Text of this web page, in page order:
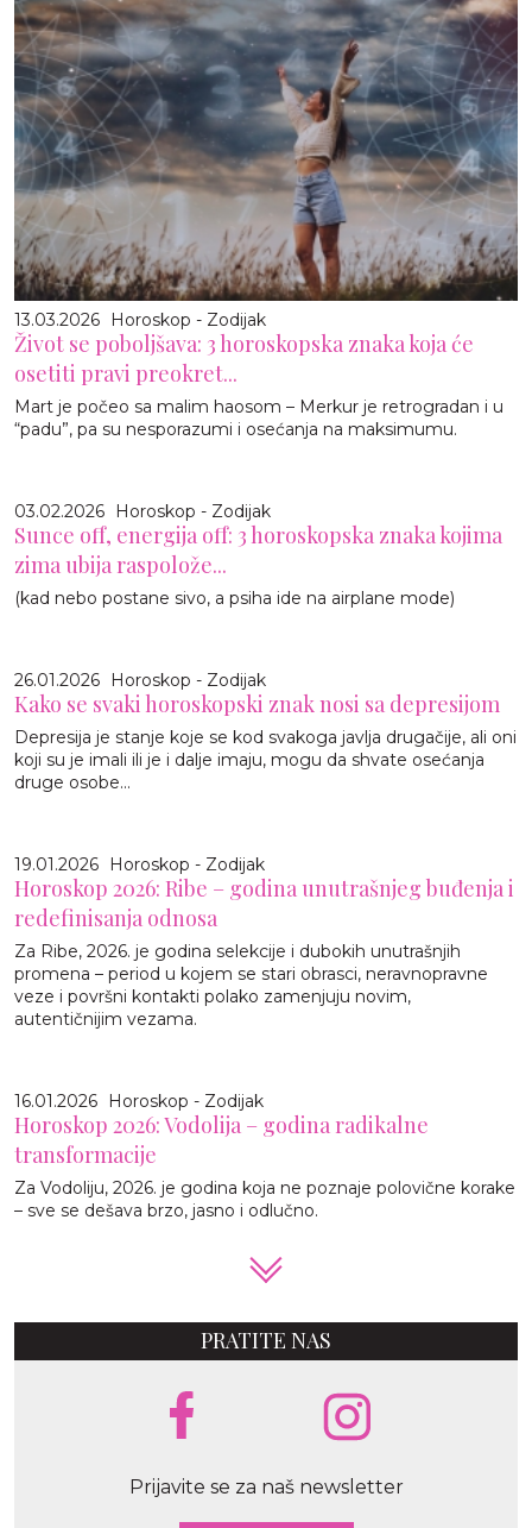
13.03.2026 Horoskop - Zodijak
Život se poboljšava: 3 horoskopska znaka koja će
osetiti pravi preokret...
Mart je počeo sa malim haosom – Merkur je retrogradan i u
“padu”, pa su nesporazumi i osećanja na maksimumu.
03.02.2026 Horoskop - Zodijak
Sunce off, energija off: 3 horoskopska znaka kojima
zima ubija raspolože...
(kad nebo postane sivo, a psiha ide na airplane mode)
26.01.2026 Horoskop - Zodijak
Kako se svaki horoskopski znak nosi sa depresijom
Depresija je stanje koje se kod svakoga javlja drugačije, ali oni
koji su je imali ili je i dalje imaju, mogu da shvate osećanja
druge osobe...
19.01.2026 Horoskop - Zodijak
Horoskop 2026: Ribe – godina unutrašnjeg buđenja i
redefinisanja odnosa
Za Ribe, 2026. je godina selekcije i dubokih unutrašnjih
promena – period u kojem se stari obrasci, neravnopravne
veze i površni kontakti polako zamenjuju novim,
autentičnijim vezama.
16.01.2026 Horoskop - Zodijak
Horoskop 2026: Vodolija – godina radikalne
transformacije
Za Vodoliju, 2026. je godina koja ne poznaje polovične korake
– sve se dešava brzo, jasno i odlučno.
PRATITE NAS
Prijavite se za naš newsletter